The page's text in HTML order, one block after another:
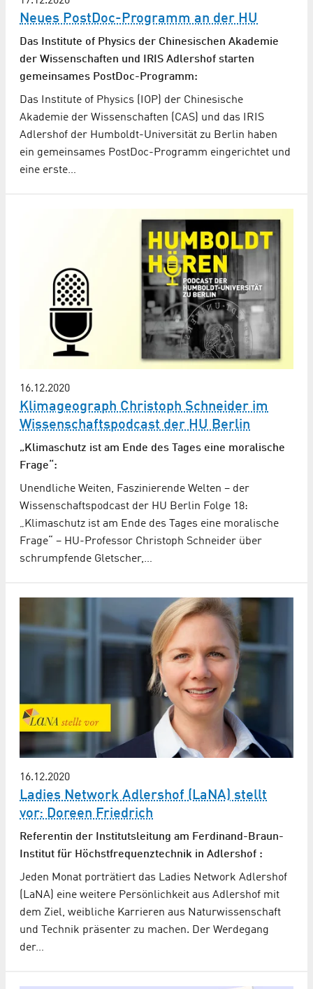
Neues PostDoc-Programm an der HU
Das Institute of Physics der Chinesischen Akademie
der Wissenschaften und IRIS Adlershof starten
gemeinsames PostDoc-Programm:
Das Institute of Physics (IOP) der Chinesische
Akademie der Wissenschaften (CAS) und das IRIS
Adlershof der Humboldt-Universität zu Berlin haben
ein gemeinsames PostDoc-Programm eingerichtet und
eine erste…
16.12.2020
Klimageograph Christoph Schneider im
Wissenschaftspodcast der HU Berlin
„Klimaschutz ist am Ende des Tages eine moralische
Frage“:
Unendliche Weiten, Faszinierende Welten – der
Wissenschaftspodcast der HU Berlin Folge 18:
„Klimaschutz ist am Ende des Tages eine moralische
Frage“ – HU-Professor Christoph Schneider über
schrumpfende Gletscher,…
16.12.2020
Ladies Network Adlershof (LaNA) stellt
vor: Doreen Friedrich
Referentin der Institutsleitung am Ferdinand-Braun-
Institut für Höchstfrequenztechnik in Adlershof :
Jeden Monat porträtiert das Ladies Network Adlershof
(LaNA) eine weitere Persönlichkeit aus Adlershof mit
dem Ziel, weibliche Karrieren aus Naturwissenschaft
und Technik präsenter zu machen. Der Werdegang
der…